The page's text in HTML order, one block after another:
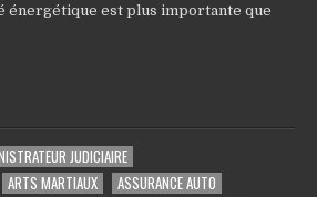
énergétique est plus importante que
JUDICIAIRE
ARTS MARTIAUX
ASSURANCE AUTO